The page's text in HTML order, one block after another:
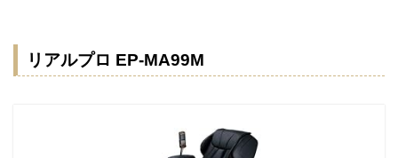
リアルプロ EP-MA99M